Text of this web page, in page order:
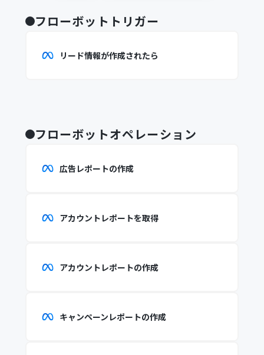
フローボットトリガー
リード情報が作成されたら
フローボットオペレーション
広告レポートの作成
アカウントレポートを取得
アカウントレポートの作成
キャンペーンレポートの作成